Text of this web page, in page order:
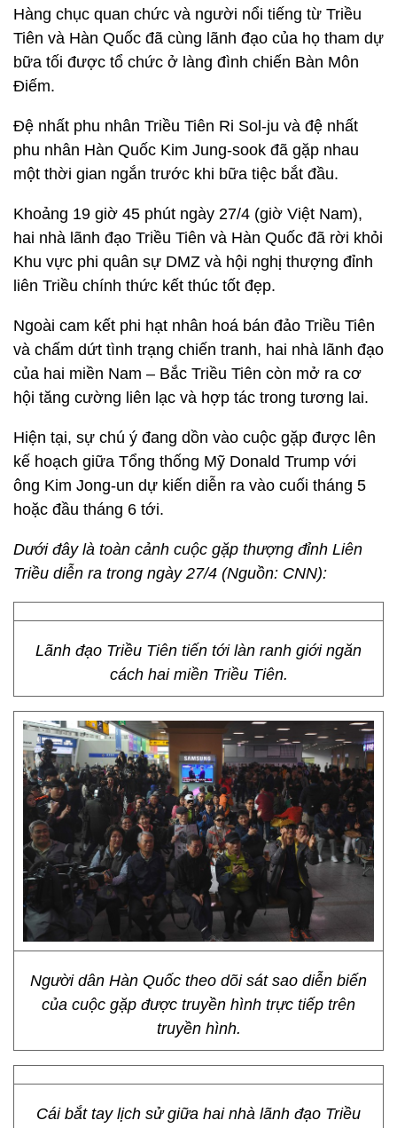
Hàng chục quan chức và người nổi tiếng từ Triều
Tiên và Hàn Quốc đã cùng lãnh đạo của họ tham dự
bữa tối được tổ chức ở làng đình chiến Bàn Môn
Điếm.
Đệ nhất phu nhân Triều Tiên Ri Sol-ju và đệ nhất
phu nhân Hàn Quốc Kim Jung-sook đã gặp nhau
một thời gian ngắn trước khi bữa tiệc bắt đầu.
Khoảng 19 giờ 45 phút ngày 27/4 (giờ Việt Nam),
hai nhà lãnh đạo Triều Tiên và Hàn Quốc đã rời khỏi
Khu vực phi quân sự DMZ và hội nghị thượng đỉnh
liên Triều chính thức kết thúc tốt đẹp.
Ngoài cam kết phi hạt nhân hoá bán đảo Triều Tiên
và chấm dứt tình trạng chiến tranh, hai nhà lãnh đạo
của hai miền Nam – Bắc Triều Tiên còn mở ra cơ
hội tăng cường liên lạc và hợp tác trong tương lai.
Hiện tại, sự chú ý đang dồn vào cuộc gặp được lên
kế hoạch giữa Tổng thống Mỹ Donald Trump với
ông Kim Jong-un dự kiến diễn ra vào cuối tháng 5
hoặc đầu tháng 6 tới.
Dưới đây là toàn cảnh cuộc gặp thượng đỉnh Liên
Triều diễn ra trong ngày 27/4 (Nguồn: CNN):
Lãnh đạo Triều Tiên tiến tới làn ranh giới ngăn
cách hai miền Triều Tiên.
Người dân Hàn Quốc theo dõi sát sao diễn biến
của cuộc gặp được truyền hình trực tiếp trên
truyền hình.
Cái bắt tay lịch sử giữa hai nhà lãnh đạo Triều